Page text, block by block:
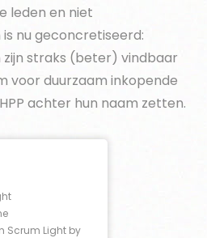
leden en niet
nu geconcretiseerd:
straks (beter) vindbaar
voor duurzaam inkopende
achter hun naam zetten.
Scrum Light by